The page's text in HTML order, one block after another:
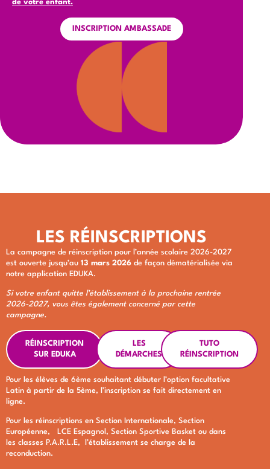
de votre enfant.
INSCRIPTION AMBASSADE
LES RÉINSCRIPTIONS
La campagne de réinscription pour l’année scolaire 2026-2027
est ouverte jusqu’au13 mars 2026 de façon dématérialisée via
notre application EDUKA.
Si votre enfant quitte l’établissement à la prochaine rentrée
2026-2027, vous êtes également concerné par cette
campagne.
RÉINSCRIPTION
SUR EDUKA
LES
DÉMARCHES
TUTO
RÉINSCRIPTION
Pour les élèves de 6ème souhaitant débuter l’option facultative
Latin à partir de la 5ème, l’inscription se fait directement en
ligne.
Pour les réinscriptions en Section Internationale, Section
Européenne, LCE Espagnol, Section Sportive Basket ou dans
les classes P.A.R.L.E, l’établissement se charge de la
reconduction.